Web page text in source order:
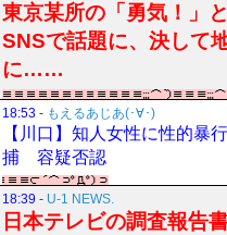
東京某所の「勇気！」
SNSで話題に、決して
に……
18:53 - もえるあじあ(･∀･)
【川口】知人女性に性的暴
捕 容疑否認
18:39 - U-1 NEWS.
日本テレビの調査報告